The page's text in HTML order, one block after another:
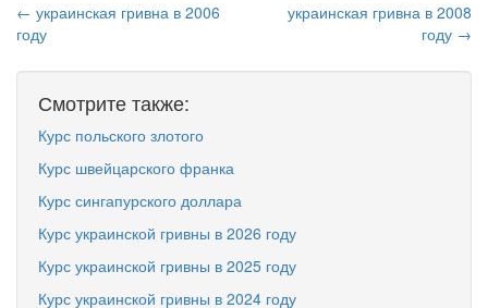
← украинская гривна в 2006
году
украинская гривна в 2008
году →
Смотрите также:
Курс польского злотого
Курс швейцарского франка
Курс сингапурского доллара
Курс украинской гривны в 2026 году
Курс украинской гривны в 2025 году
Курс украинской гривны в 2024 году